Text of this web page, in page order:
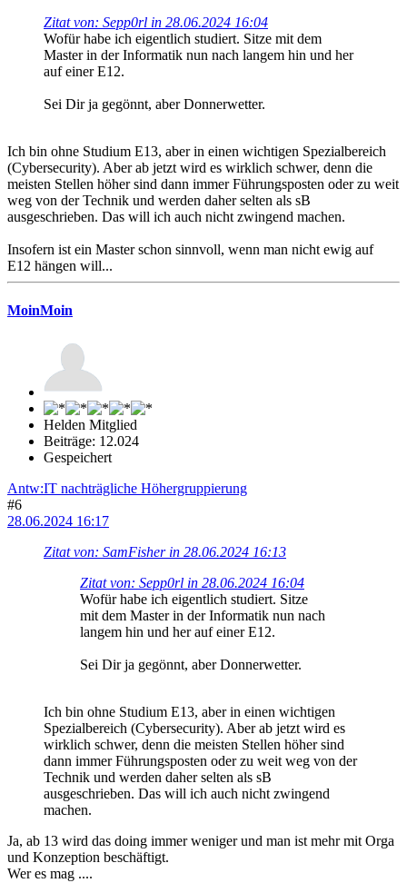
Zitat von: Sepp0rl in 28.06.2024 16:04
Wofür habe ich eigentlich studiert. Sitze mit dem
Master in der Informatik nun nach langem hin und her
auf einer E12.
Sei Dir ja gegönnt, aber Donnerwetter.
Ich bin ohne Studium E13, aber in einen wichtigen Spezialbereich
(Cybersecurity). Aber ab jetzt wird es wirklich schwer, denn die
meisten Stellen höher sind dann immer Führungsposten oder zu weit
weg von der Technik und werden daher selten als sB
ausgeschrieben. Das will ich auch nicht zwingend machen.
Insofern ist ein Master schon sinnvoll, wenn man nicht ewig auf
E12 hängen will...
MoinMoin
Helden Mitglied
Beiträge: 12.024
Gespeichert
Antw:IT nachträgliche Höhergruppierung
#6
28.06.2024 16:17
Zitat von: SamFisher in 28.06.2024 16:13
Zitat von: Sepp0rl in 28.06.2024 16:04
Wofür habe ich eigentlich studiert. Sitze
mit dem Master in der Informatik nun nach
langem hin und her auf einer E12.
Sei Dir ja gegönnt, aber Donnerwetter.
Ich bin ohne Studium E13, aber in einen wichtigen
Spezialbereich (Cybersecurity). Aber ab jetzt wird es
wirklich schwer, denn die meisten Stellen höher sind
dann immer Führungsposten oder zu weit weg von der
Technik und werden daher selten als sB
ausgeschrieben. Das will ich auch nicht zwingend
machen.
Ja, ab 13 wird das doing immer weniger und man ist mehr mit Orga
und Konzeption beschäftigt.
Wer es mag ....